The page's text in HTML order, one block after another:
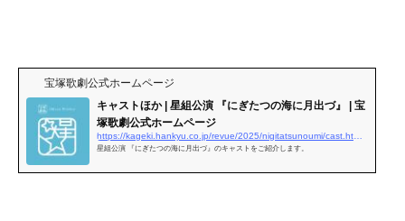
宝塚歌劇公式ホームページ
キャストほか | 星組公演 『にぎたつの海に月出づ』 | 宝
塚歌劇公式ホームページ
https://kageki.hankyu.co.jp/revue/2025/nigitatsunoumi/cast.html#perform
星組公演 『にぎたつの海に月出づ』のキャストをご紹介します。